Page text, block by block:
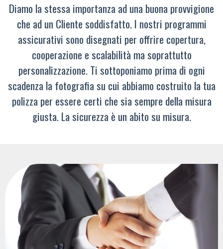
Diamo la stessa importanza ad una buona provvigione
che ad un Cliente soddisfatto. I nostri programmi
assicurativi sono disegnati per offrire copertura,
cooperazione e scalabilità ma soprattutto
personalizzazione. Ti sottoponiamo prima di ogni
scadenza la fotografia su cui abbiamo costruito la tua
polizza per essere certi che sia sempre della misura
giusta. La sicurezza è un abito su misura.